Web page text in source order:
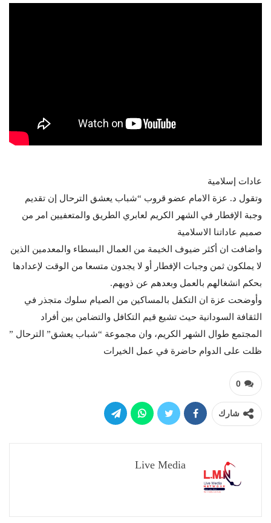
عادات إسلامية
وتقول د. عزة الامام عضو قروب “شباب يعشق الترحال إن تقديم
وجبة الإفطار في الشهر الكريم لعابري الطريق والمتعفيين امر من
صميم عاداتنا الاسلامية
واضافت ان أكثر ضيوف الخيمة من العمال البسطاء والمعدمين الذين
لا يملكون ثمن وجبات الإفطار أو لا يجدون متسعا من الوقت لإعدادها
بحكم انشغالهم بالعمل وبعدهم عن ذويهم.
وأوضحت عزة ان التكفل بالمساكين من الصيام سلوك متجذر في
الثقافة السودانية حيث تشيع قيم التكافل والتضامن بين أفراد
المجتمع طوال الشهر الكريم، وان مجموعة “شباب يعشق” الترحال ”
ظلت على الدوام حاضرة في عمل الخيرات
0
شارك
Live Media